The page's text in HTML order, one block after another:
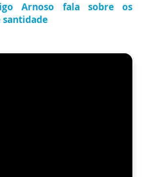
Arnoso fala sobre os
santidade